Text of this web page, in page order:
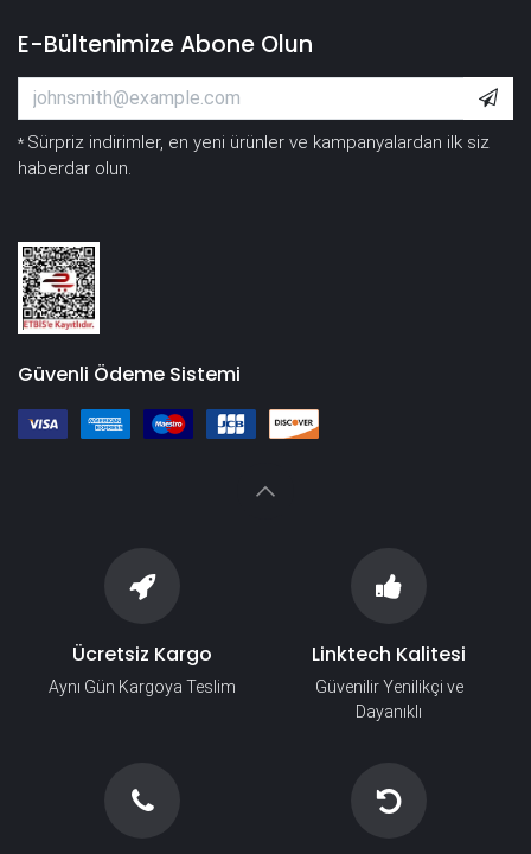
E-Bültenimize Abone Olun
* Sürpriz indirimler, en yeni ürünler ve kampanyalardan ilk siz
haberdar olun.
Güvenli Ödeme Sistemi
Ücretsiz Kargo
Aynı Gün Kargoya Teslim
Linktech Kalitesi
Güvenilir Yenilikçi ve
Dayanıklı